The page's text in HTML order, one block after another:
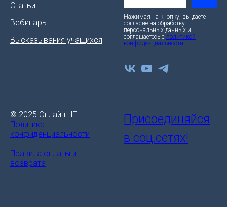
Статьи
Вебинары
Высказывания учащихся
Нажимая на кнопку, вы даете
согласие на обработку
персональных данных и
соглашаетесь c политикой
конфиденциальности
© 2025 Онлайн НП
Политика
конфиденциальности
Правила оплаты и
возврата
Присоединяйся
в соц.сетях!